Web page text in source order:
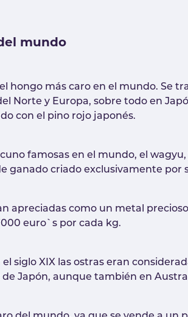
mundo
hongo más caro en el mundo. Se
Norte y Europa, sobre todo en
con el pino rojo japonés.
famosas en el mundo, el
ganado criado exclusivamente por
apreciadas como un metal
euro`s por cada kg.
siglo XIX las ostras eran
Japón, aunque también en